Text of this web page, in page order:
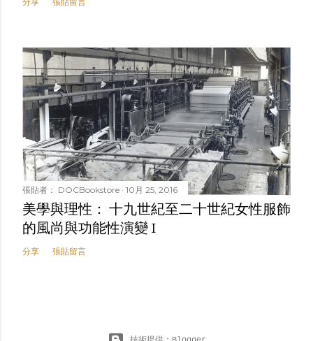
分享 張貼留言
張貼者： DOCBookstore 10月 25, 2016
美學與理性： 十九世紀至二十世紀女性服飾
的風尚與功能性演變 I
分享 張貼留言